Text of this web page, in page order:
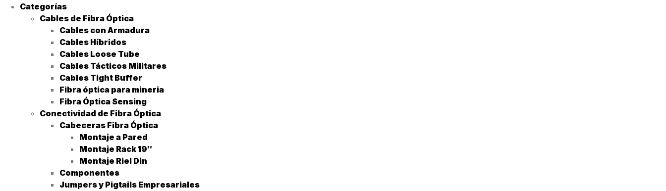
Categorías
Cables de Fibra Óptica
Cables con Armadura
Cables Híbridos
Cables Loose Tube
Cables Tácticos Militares
Cables Tight Buffer
Fibra óptica para mineria
Fibra Óptica Sensing
Conectividad de Fibra Óptica
Cabeceras Fibra Óptica
Montaje a Pared
Montaje Rack 19″
Montaje Riel Din
Componentes
Jumpers y Pigtails Empresariales